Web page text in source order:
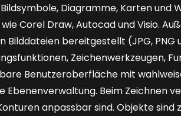
Diagramme, Karten und
Corel Draw, Autocad und Visio.
Bilddateien bereitgestellt (JPG, PNG
Zeichenwerkzeugen,
Benutzeroberfläche mit
Ebenenverwaltung. Beim Zeichnen
anpassbar sind. Objekte